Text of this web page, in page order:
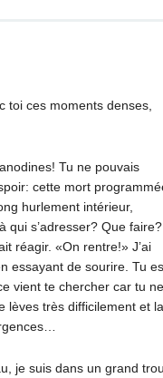
toi ces moments denses,
Tu ne pouvais
cette mort
hurlement intérieur,
qui s’adresser? Que faire?
réagir. «On rentre!» J’ai
essayant de sourire. Tu es
vient te chercher car tu ne
lèves très difficilement et la
je suis dans un grand trou